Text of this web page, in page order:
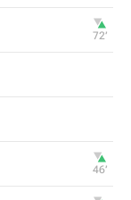
72‎’‎
46‎’‎